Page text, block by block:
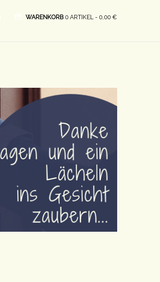
WARENKORB 0 ARTIKEL - 0,00 €